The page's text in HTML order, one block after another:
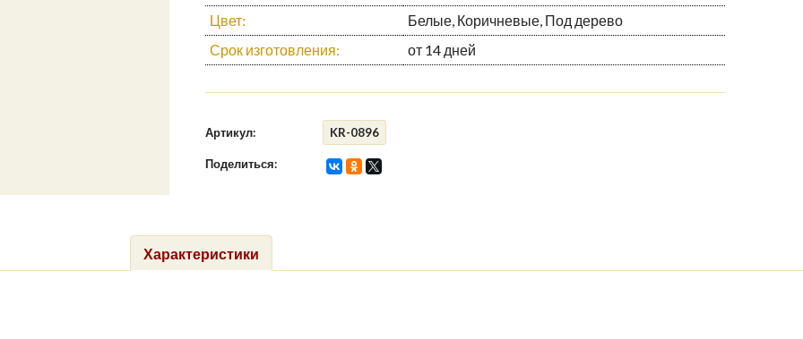
Цвет:
Белые, Коричневые, Под дерево
Срок изготовления:
от 14 дней
Артикул: KR-0896
Поделиться:
Характеристики